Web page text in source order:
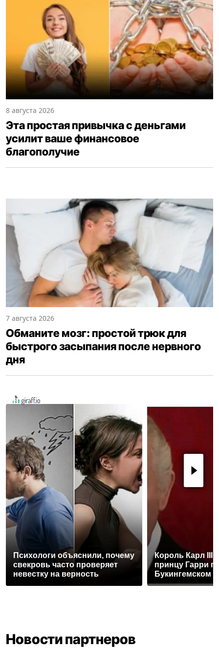
8 августа 2026
Эта простая привычка с деньгами
усилит ваше финансовое
благополучие
7 августа 2026
Обманите мозг: простой трюк для
быстрого засыпания после нервного
дня
Психологи объяснили, почему
свекровь часто проверяет
невестку на верность
Король Карл III
принцу Гарри
Букингемском
Новости партнеров